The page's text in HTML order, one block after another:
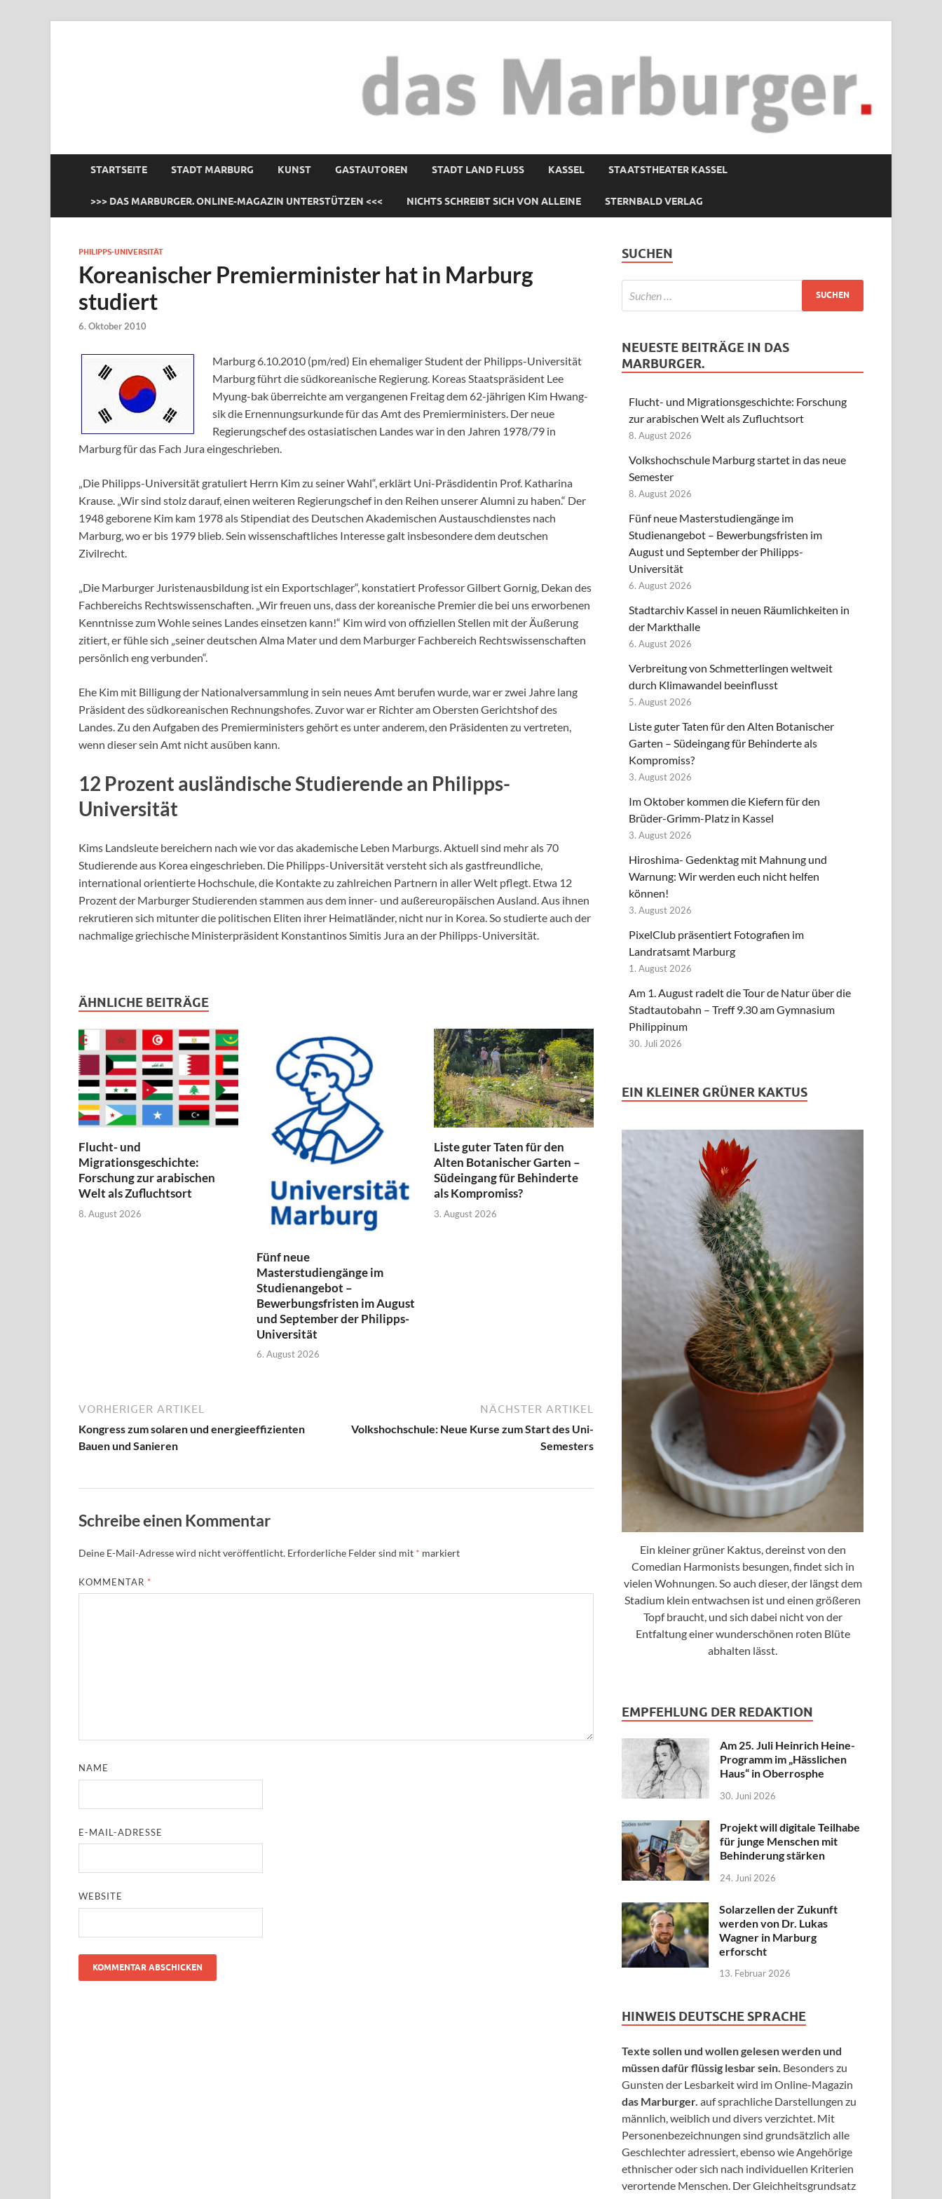
STARTSEITE STADT MARBURG KUNST GASTAUTOREN STADT LAND FLUSS KASSEL STAATSTHEATER KASSEL
>>> DAS MARBURGER. ONLINE-MAGAZIN UNTERSTÜTZEN <<< NICHTS SCHREIBT SICH VON ALLEINE STERNBALD VERLAG
PHILIPPS-UNIVERSITÄT
Koreanischer Premierminister hat in Marburg
studiert
6. Oktober 2010
Marburg 6.10.2010 (pm/red) Ein ehemaliger Student der Philipps-Universität
Marburg führt die südkoreanische Regierung. Koreas Staatspräsident Lee
Myung-bak überreichte am vergangenen Freitag dem 62-jährigen Kim Hwang-
sik die Ernennungsurkunde für das Amt des Premierministers. Der neue
Regierungschef des ostasiatischen Landes war in den Jahren 1978/79 in
Marburg für das Fach Jura eingeschrieben.
„Die Philipps-Universität gratuliert Herrn Kim zu seiner Wahl“, erklärt Uni-Präsdidentin Prof. Katharina
Krause. „Wir sind stolz darauf, einen weiteren Regierungschef in den Reihen unserer Alumni zu haben.“ Der
1948 geborene Kim kam 1978 als Stipendiat des Deutschen Akademischen Austauschdienstes nach
Marburg, wo er bis 1979 blieb. Sein wissenschaftliches Interesse galt insbesondere dem deutschen
Zivilrecht.
„Die Marburger Juristenausbildung ist ein Exportschlager“, konstatiert Professor Gilbert Gornig, Dekan des
Fachbereichs Rechtswissenschaften. „Wir freuen uns, dass der koreanische Premier die bei uns erworbenen
Kenntnisse zum Wohle seines Landes einsetzen kann!“ Kim wird von offiziellen Stellen mit der Äußerung
zitiert, er fühle sich „seiner deutschen Alma Mater und dem Marburger Fachbereich Rechtswissenschaften
persönlich eng verbunden“.
Ehe Kim mit Billigung der Nationalversammlung in sein neues Amt berufen wurde, war er zwei Jahre lang
Präsident des südkoreanischen Rechnungshofes. Zuvor war er Richter am Obersten Gerichtshof des
Landes. Zu den Aufgaben des Premierministers gehört es unter anderem, den Präsidenten zu vertreten,
wenn dieser sein Amt nicht ausüben kann.
12 Prozent ausländische Studierende an Philipps-
Universität
Kims Landsleute bereichern nach wie vor das akademische Leben Marburgs. Aktuell sind mehr als 70
Studierende aus Korea eingeschrieben. Die Philipps-Universität versteht sich als gastfreundliche,
international orientierte Hochschule, die Kontakte zu zahlreichen Partnern in aller Welt pflegt. Etwa 12
Prozent der Marburger Studierenden stammen aus dem inner- und außereuropäischen Ausland. Aus ihnen
rekrutieren sich mitunter die politischen Eliten ihrer Heimatländer, nicht nur in Korea. So studierte auch der
nachmalige griechische Ministerpräsident Konstantinos Simitis Jura an der Philipps-Universität.
ÄHNLICHE BEITRÄGE
Flucht- und
Migrationsgeschichte:
Forschung zur arabischen
Welt als Zufluchtsort
8. August 2026
Fünf neue
Masterstudiengänge im
Studienangebot –
Bewerbungsfristen im August
und September der Philipps-
Universität
6. August 2026
Liste guter Taten für den
Alten Botanischer Garten –
Südeingang für Behinderte
als Kompromiss?
3. August 2026
VORHERIGER ARTIKEL
Kongress zum solaren und energieeffizienten
Bauen und Sanieren
NÄCHSTER ARTIKEL
Volkshochschule: Neue Kurse zum Start des Uni-
Semesters
Schreibe einen Kommentar
Deine E-Mail-Adresse wird nicht veröffentlicht. Erforderliche Felder sind mit * markiert
KOMMENTAR *
NAME
E-MAIL-ADRESSE
WEBSITE
SUCHEN
NEUESTE BEITRÄGE IN DAS
MARBURGER.
Flucht- und Migrationsgeschichte: Forschung
zur arabischen Welt als Zufluchtsort
8. August 2026
Volkshochschule Marburg startet in das neue
Semester
8. August 2026
Fünf neue Masterstudiengänge im
Studienangebot – Bewerbungsfristen im
August und September der Philipps-
Universität
6. August 2026
Stadtarchiv Kassel in neuen Räumlichkeiten in
der Markthalle
6. August 2026
Verbreitung von Schmetterlingen weltweit
durch Klimawandel beeinflusst
5. August 2026
Liste guter Taten für den Alten Botanischer
Garten – Südeingang für Behinderte als
Kompromiss?
3. August 2026
Im Oktober kommen die Kiefern für den
Brüder-Grimm-Platz in Kassel
3. August 2026
Hiroshima- Gedenktag mit Mahnung und
Warnung: Wir werden euch nicht helfen
können!
3. August 2026
PixelClub präsentiert Fotografien im
Landratsamt Marburg
1. August 2026
Am 1. August radelt die Tour de Natur über die
Stadtautobahn – Treff 9.30 am Gymnasium
Philippinum
30. Juli 2026
EIN KLEINER GRÜNER KAKTUS
Ein kleiner grüner Kaktus, dereinst von den
Comedian Harmonists besungen, findet sich in
vielen Wohnungen. So auch dieser, der längst dem
Stadium klein entwachsen ist und einen größeren
Topf braucht, und sich dabei nicht von der
Entfaltung einer wunderschönen roten Blüte
abhalten lässt.
EMPFEHLUNG DER REDAKTION
Am 25. Juli Heinrich Heine-
Programm im „Hässlichen
Haus“ in Oberrosphe
30. Juni 2026
Projekt will digitale Teilhabe
für junge Menschen mit
Behinderung stärken
24. Juni 2026
Solarzellen der Zukunft
werden von Dr. Lukas
Wagner in Marburg
erforscht
13. Februar 2026
HINWEIS DEUTSCHE SPRACHE
Texte sollen und wollen gelesen werden und
müssen dafür flüssig lesbar sein. Besonders zu
Gunsten der Lesbarkeit wird im Online-Magazin
das Marburger. auf sprachliche Darstellungen zu
männlich, weiblich und divers verzichtet. Mit
Personenbezeichnungen sind grundsätzlich alle
Geschlechter adressiert, ebenso wie Angehörige
ethnischer oder sich nach individuellen Kriterien
verortende Menschen. Der Gleichheitsgrundsatz